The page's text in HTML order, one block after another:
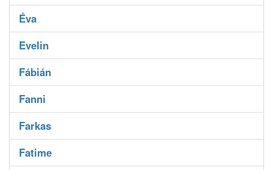
Éva
Evelin
Fábián
Fanni
Farkas
Fatime